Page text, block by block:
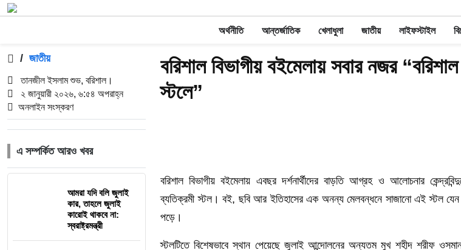
অর্থনীতি আন্তর্জাতিক খেলাধুলা জাতীয় লাইফস্টাইল
/ জাতীয়
তানজীল ইসলাম শুভ, বরিশাল।
২ জানুয়ারী ২০২৬, ৬:৫৪ অপরাহ্ন
অনলাইন সংস্করণ
এ সম্পর্কিত আরও খবর
আমরা যদি বলি জুলাই
কার, তাহলে জুলাই
কারোই থাকবে না:
স্বরাষ্ট্রমন্ত্রী
বরিশাল বিভাগীয় বইমেলায় সবার নজর
স্টলে”
বরিশাল বিভাগীয় বইমেলায় এবছর দর্শনার্থীদের বাড়তি আগ্রহ ও আলোচনার
ব্যতিক্রমী স্টল। বই, ছবি আর ইতিহাসের এক অনন্য মেলবন্ধনে সাজানো এই স্টল যেন
পড়ে।
স্টলটিতে বিশেষভাবে স্থান পেয়েছে জুলাই আন্দোলনের অন্যতম মুখ শহীদ শরীফ